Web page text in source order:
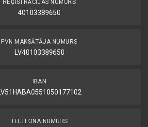
REĢISTRĀCIJAS NUMURS
40103389650
PVN MAKSĀTĀJA NUMURS
LV40103389650
IBAN
LV51HABA0551050177102
TELEFONA NUMURS